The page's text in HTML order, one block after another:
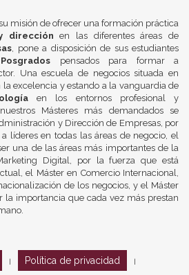
misión de ofrecer una formación práctica
dirección en las diferentes áreas de
, pone a disposición de sus estudiantes
pensados para formar a
Una escuela de negocios situada en
excelencia y estando a la vanguardia de
en los entornos profesional y
Másteres más demandados se
y Dirección de Empresas, por
líderes en todas las áreas de negocio, el
una de las áreas más importantes de la
Digital, por la fuerza que está
el Máster en Comercio Internacional,
de los negocios, y el Máster
la importancia que cada vez más prestan
Política de privacidad